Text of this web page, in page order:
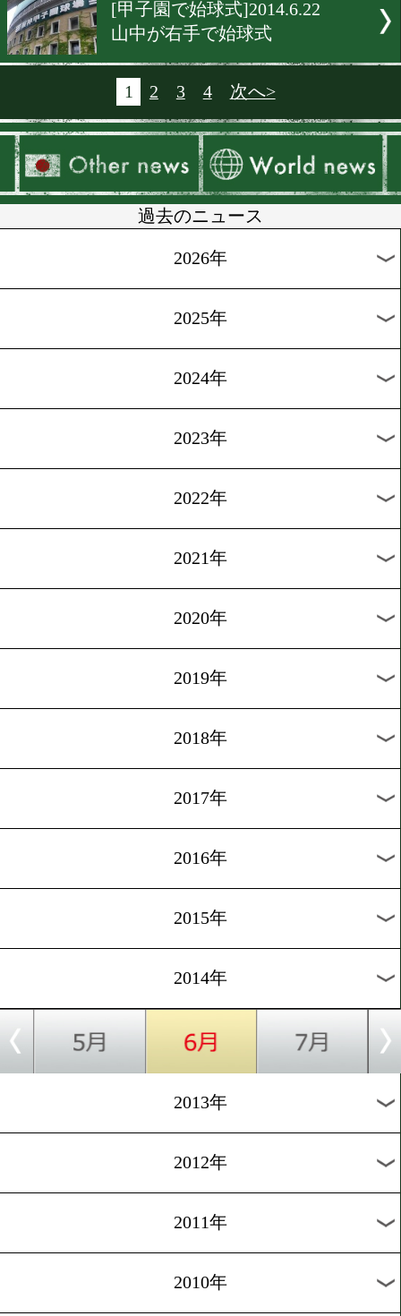
[W世界戦発表会]2014.6.23
奇跡を起こす&減量が敵
[前日計量]2014.6.23
ヘビと登場
[前日計量]2014.6.23
コツコツやるのが近道
[動画・前日計量]2014.6.22
無敗の挑戦者
山中が右手で始球式
1 2 3 4 次へ>
過去のニュース
2025年
2024年
2022年
2020年
2019年